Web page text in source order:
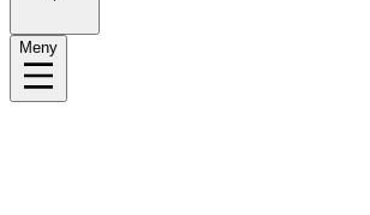
Meny